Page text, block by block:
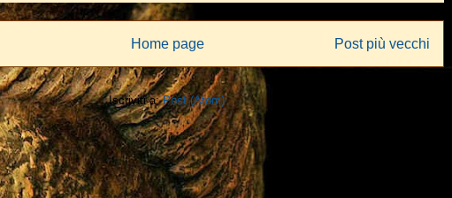
Post più vecchi
Home page
Iscriviti a:Post (Atom)